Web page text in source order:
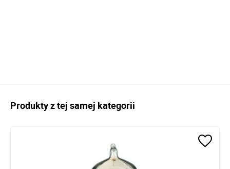
Produkty z tej samej kategorii